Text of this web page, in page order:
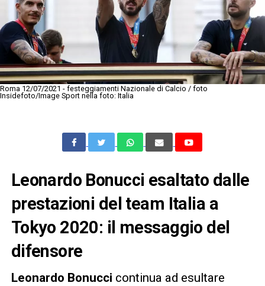
Roma 12/07/2021 - festeggiamenti Nazionale di Calcio / foto
Insidefoto/Image Sport nella foto: Italia
Leonardo Bonucci esaltato dalle
prestazioni del team Italia a
Tokyo 2020: il messaggio del
difensore
Leonardo Bonucci continua ad esultare